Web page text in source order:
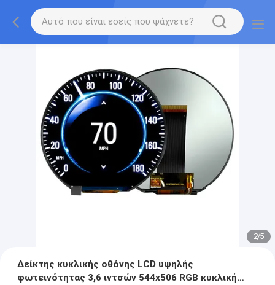
2/5
Δείκτης κυκλικής οθόνης LCD υψηλής
φωτεινότητας 3,6 ιντσών 544x506 RGB κυκλική